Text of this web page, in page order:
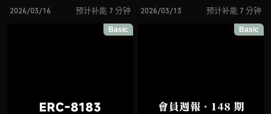
STRK20、Virtuals 聯手
以太坊基金會 dAI 團隊推
2026/03/16 预计补能 7 分钟
難」與「監管難以介入」
2026/03/13 预计补能 7 分钟
Basic Basic